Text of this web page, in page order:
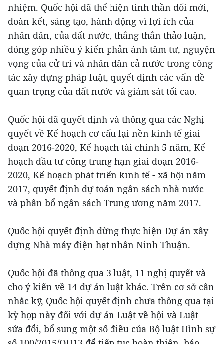
nhiệm. Quốc hội đã thể hiện tinh thần đổi mới,
đoàn kết, sáng tạo, hành động vì lợi ích của
nhân dân, của đất nước, thẳng thắn thảo luận,
đóng góp nhiều ý kiến phản ánh tâm tư, nguyện
vọng của cử tri và nhân dân cả nước trong công
tác xây dựng pháp luật, quyết định các vấn đề
quan trọng của đất nước và giám sát tối cao.
Quốc hội đã quyết định và thông qua các Nghị
quyết về Kế hoạch cơ cấu lại nền kinh tế giai
đoạn 2016-2020, Kế hoạch tài chính 5 năm, Kế
hoạch đầu tư công trung hạn giai đoạn 2016-
2020, Kế hoạch phát triển kinh tế - xã hội năm
2017, quyết định dự toán ngân sách nhà nước
và phân bổ ngân sách Trung ương năm 2017.
Quốc hội quyết định dừng thực hiện Dự án xây
dựng Nhà máy điện hạt nhân Ninh Thuận.
Quốc hội đã thông qua 3 luật, 11 nghị quyết và
cho ý kiến về 14 dự án luật khác. Trên cơ sở cân
nhắc kỹ, Quốc hội quyết định chưa thông qua tại
kỳ họp này đối với dự án Luật về hội và Luật
sửa đổi, bổ sung một số điều của Bộ luật Hình sự